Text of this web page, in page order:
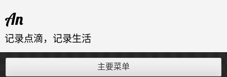
至
内
An
记录点滴，记录生活
主要菜单